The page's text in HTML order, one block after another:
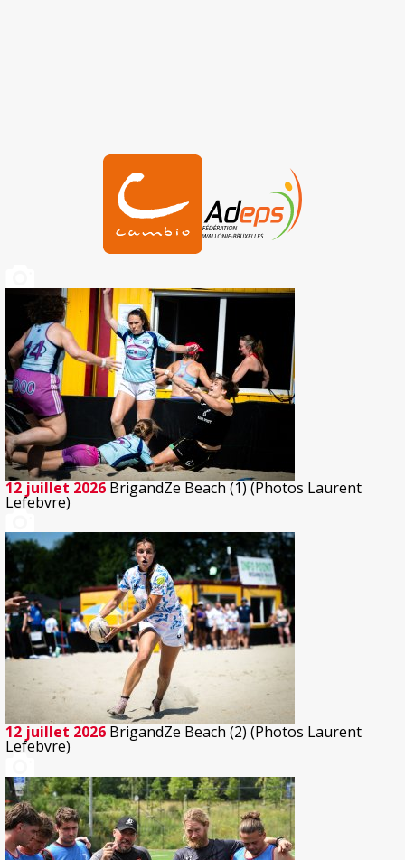
12 juillet 2026BrigandZe Beach (1) (Photos Laurent
Lefebvre)
12 juillet 2026 BrigandZe Beach (2) (Photos Laurent
Lefebvre)